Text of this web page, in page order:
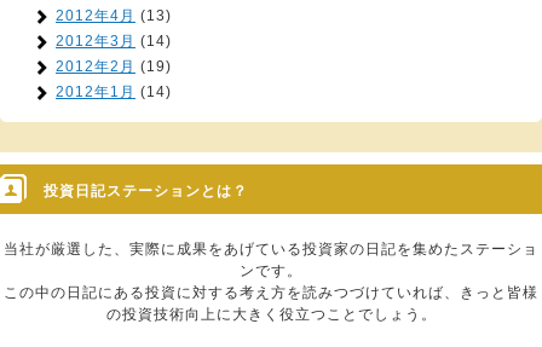
2012年4月 (13)
2012年3月 (14)
2012年2月 (19)
2012年1月 (14)
投資日記ステーションとは？
当社が厳選した、実際に成果をあげている投資家の日記を集めたステーショ
ンです。
この中の日記にある投資に対する考え方を読みつづけていれば、きっと皆様
の投資技術向上に大きく役立つことでしょう。